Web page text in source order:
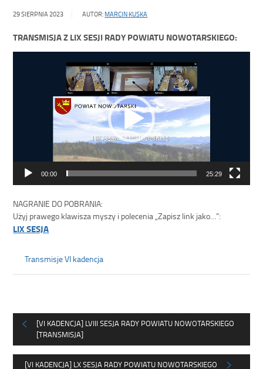
29 SIERPNIA 2023 AUTOR: MARCIN KUSKA
TRANSMISJA Z LIX SESJI RADY POWIATU NOWOTARSKIEGO:
00:00 25:29
NAGRANIE DO POBRANIA:
Użyj prawego klawisza myszy i polecenia „Zapisz link jako…”:
LIX SESJA
Transmisje VI kadencja
[VI KADENCJA] LVIII SESJA RADY POWIATU NOWOTARSKIEGO
[TRANSMISJA]
[VI KADENCJA] LX SESJA RADY POWIATU NOWOTARSKIEGO